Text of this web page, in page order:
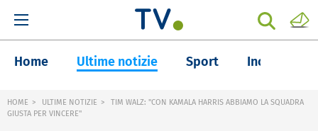
Home Ultime notizie Sport Inchieste
HOME ULTIME NOTIZIE
TIM WALZ: "CON KAMALA HARRIS ABBIAMO LA SQUADRA
GIUSTA PER VINCERE"